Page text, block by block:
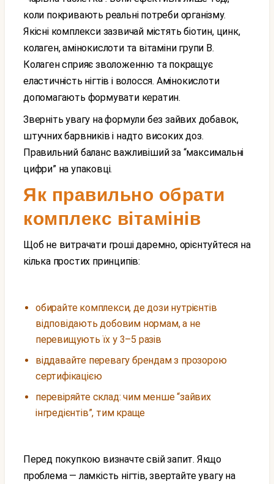
коли покривають реальні потреби організму.
Якісні комплекси зазвичай містять біотин, цинк,
колаген, амінокислоти та вітаміни групи B.
Колаген сприяє зволоженню та покращує
еластичність нігтів і волосся. Амінокислоти
допомагають формувати кератин.
Зверніть увагу на формули без зайвих добавок,
штучних барвників і надто високих доз.
Правильний баланс важливіший за “максимальні
цифри” на упаковці.
Як правильно обрати
комплекс вітамінів
Щоб не витрачати гроші даремно, орієнтуйтеся на
кілька простих принципів:
обирайте комплекси, де дози нутрієнтів
відповідають добовим нормам, а не
перевищують їх у 3–5 разів
віддавайте перевагу брендам з прозорою
сертифікацією
перевіряйте склад: чим менше “зайвих
інгредієнтів”, тим краще
Перед покупкою визначте свій запит. Якщо
проблема — ламкість нігтів, звертайте увагу на